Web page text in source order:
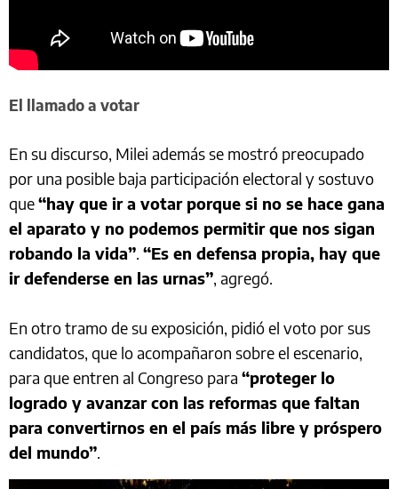
El llamado a votar
En su discurso, Milei además se mostró preocupado
por una posible baja participación electoral y sostuvo
que“hay que ir a votar porque si no se hace gana
el aparato y no podemos permitir que nos sigan
robando la vida”. “Es en defensa propia, hay que
ir defenderse en las urnas”, agregó.
En otro tramo de su exposición, pidió el voto por sus
candidatos, que lo acompañaron sobre el escenario,
para que entren al Congreso para “proteger lo
logrado y avanzar con las reformas que faltan
para convertirnos en el país más libre y próspero
del mundo”.